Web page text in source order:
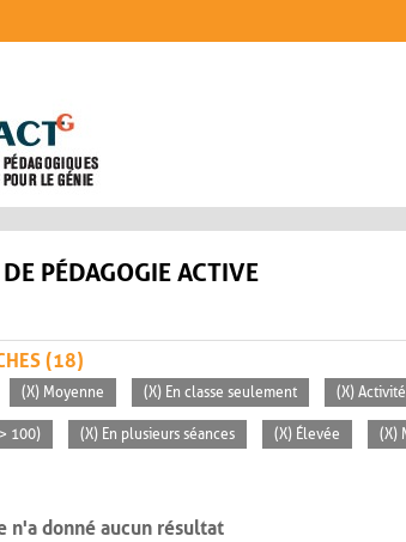
PÉDAGOGIE ACTIVE
(18)
(X) Moyenne (X) En classe seulement (X)
100) (X) En plusieurs séances (X) Élevée (X)
n'a donné aucun résultat